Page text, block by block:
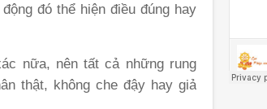
đó thể hiện điều đúng hay
nữa, nên tất cả những rung
thật, không che đậy hay giả